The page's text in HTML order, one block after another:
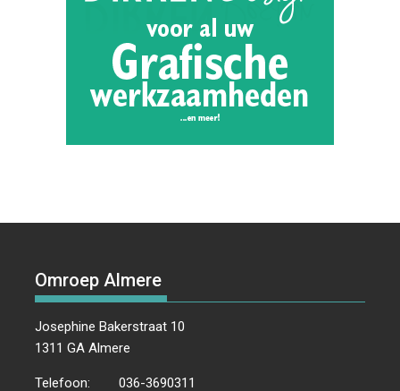
Omroep Almere
Josephine Bakerstraat 10
1311 GA Almere
Telefoon:
036-3690311